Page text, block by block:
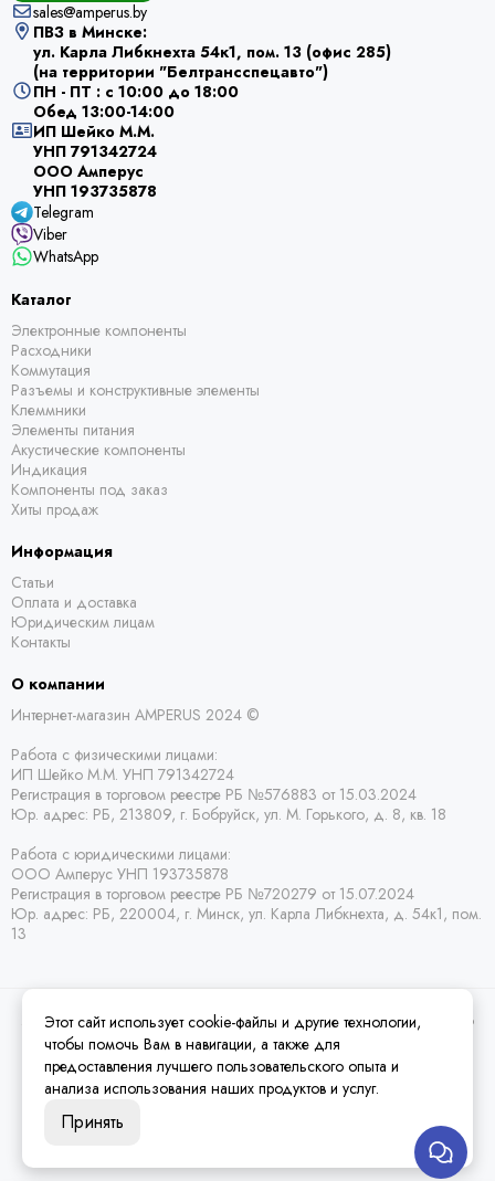
sales@amperus.by
ПВЗ в Минске:
ул. Карла Либкнехта 54к1, пом. 13 (офис 285)
(на территории "Белтрансспецавто")
ПН - ПТ : с 10:00 до 18:00
Обед 13:00-14:00
ИП Шейко М.М.
УНП 791342724
ООО Амперус
УНП 193735878
Telegram
Viber
WhatsApp
Каталог
Электронные компоненты
Расходники
Коммутация
Разъемы и конструктивные элементы
Клеммники
Элементы питания
Акустические компоненты
Индикация
Компоненты под заказ
Хиты продаж
Информация
Статьи
Оплата и доставка
Юридическим лицам
Контакты
О компании
Интернет-магазин AMPERUS 2024 ©
Работа с физическими лицами:
ИП Шейко М.М. УНП 791342724
Регистрация в торговом реестре РБ №576883 от 15.03.2024
Юр. адрес: РБ, 213809, г. Бобруйск, ул. М. Горького, д. 8, кв. 18
Работа с юридическими лицами:
ООО Амперус УНП 193735878
Регистрация в торговом реестре РБ №720279 от 15.07.2024
Юр. адрес: РБ, 220004, г. Минск, ул. Карла Либкнехта, д. 54к1, пом.
13
2026 © Amperus Радиодетали Минск | купить в розницу, оптом и почтой по
Беларуси.Карта сайта
Этот сайт использует cookie-файлы и другие технологии,
чтобы помочь Вам в навигации, а также для
предоставления лучшего пользовательского опыта и
анализа использования наших продуктов и услуг.
Принять